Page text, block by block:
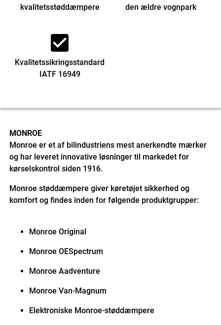
kvalitetsstøddæmpere
den ældre vognpark
check_box
Kvalitetssikringsstandard
IATF 16949
MONROE
Monroe er et af bilindustriens mest anerkendte mærker
og har leveret innovative løsninger til markedet for
kørselskontrol siden 1916.
Monroe støddæmpere giver køretøjet sikkerhed og
komfort og findes inden for følgende produktgrupper:
Monroe Original
Monroe OESpectrum
Monroe Aadventure
Monroe Van-Magnum
Elektroniske Monroe-støddæmpere